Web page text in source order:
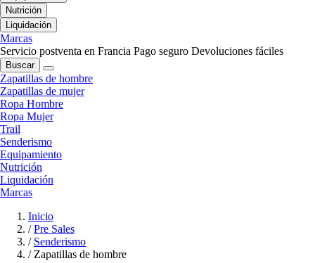
Nutrición
Liquidación
Marcas
Servicio postventa en Francia Pago seguro Devoluciones fáciles
Buscar
Zapatillas de hombre
Zapatillas de mujer
Ropa Hombre
Ropa Mujer
Trail
Senderismo
Equipamiento
Nutrición
Liquidación
Marcas
Inicio
/ Pre Sales
/ Senderismo
/ Zapatillas de hombre